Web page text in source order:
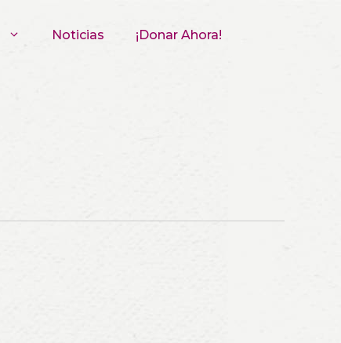
Noticias ¡Donar Ahora!